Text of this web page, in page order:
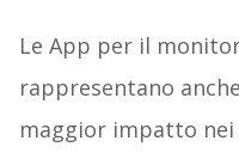
Le App per il
rappresentano
maggior impatto